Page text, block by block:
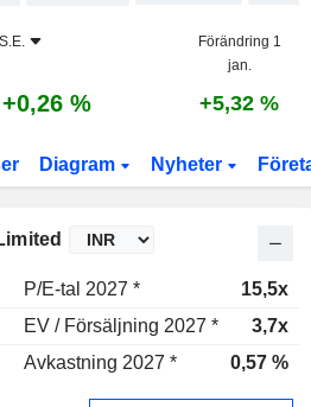
Förändring 1
jan.
+0,26 % +5,32 %
Diagram Nyheter
P/E-tal 2027 *
15,5x
EV / Försäljning 2027 *
3,7x
Avkastning 2027 * 0,57 %